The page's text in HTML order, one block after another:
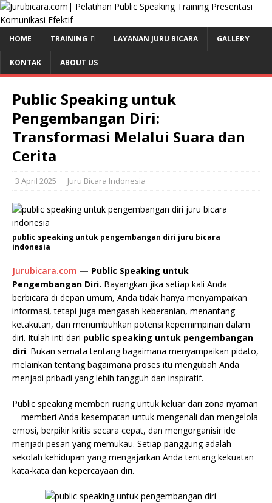
HOME TRAINING LAYANAN JURU BICARA GALLERY
KONTAK ABOUT US
Public Speaking untuk
Pengembangan Diri:
Transformasi Melalui Suara dan
Cerita
3 April 2025 Juru Bicara Indonesia
public speaking untuk pengembangan diri juru bicara
indonesia
Jurubicara.com — Public Speaking untuk
Pengembangan Diri. Bayangkan jika setiap kali Anda
berbicara di depan umum, Anda tidak hanya menyampaikan
informasi, tetapi juga mengasah keberanian, menantang
ketakutan, dan menumbuhkan potensi kepemimpinan dalam
diri. Itulah inti dari public speaking untuk pengembangan
diri. Bukan semata tentang bagaimana menyampaikan pidato,
melainkan tentang bagaimana proses itu mengubah Anda
menjadi pribadi yang lebih tangguh dan inspiratif.
Public speaking memberi ruang untuk keluar dari zona nyaman
—memberi Anda kesempatan untuk mengenali dan mengelola
emosi, berpikir kritis secara cepat, dan mengorganisir ide
menjadi pesan yang memukau. Setiap panggung adalah
sekolah kehidupan yang mengajarkan Anda tentang kekuatan
kata-kata dan kepercayaan diri.